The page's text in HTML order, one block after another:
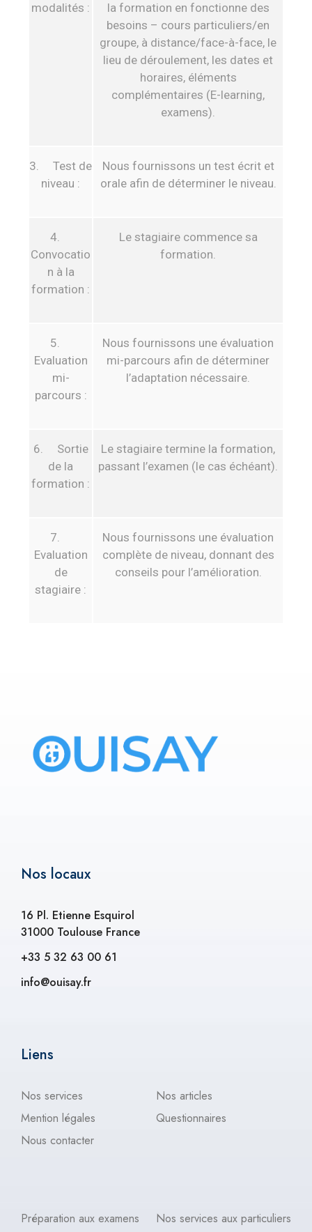
modalités :
la formation en fonctionne des
besoins – cours particuliers/en
groupe, à distance/face-à-face, le
lieu de déroulement, les dates et
horaires, éléments
complémentaires (E-learning,
examens).
3. Test de
niveau :
Nous fournissons un test écrit et
orale afin de déterminer le niveau.
4.
Convocatio
n à la
formation :
Le stagiaire commence sa
formation.
5.
Evaluation
mi-
parcours :
Nous fournissons une évaluation
mi-parcours afin de déterminer
l’adaptation nécessaire.
6. Sortie
de la
formation :
Le stagiaire termine la formation,
passant l’examen (le cas échéant).
7.
Evaluation
de
stagiaire :
Nous fournissons une évaluation
complète de niveau, donnant des
conseils pour l’amélioration.
Nos locaux
16 Pl. Etienne Esquirol
31000 Toulouse France
+33 5 32 63 00 61
info@ouisay.fr
Liens
Nos services
Nos articles
Mention légales
Questionnaires
Nous contacter
Préparation aux examens Nos services aux particuliers